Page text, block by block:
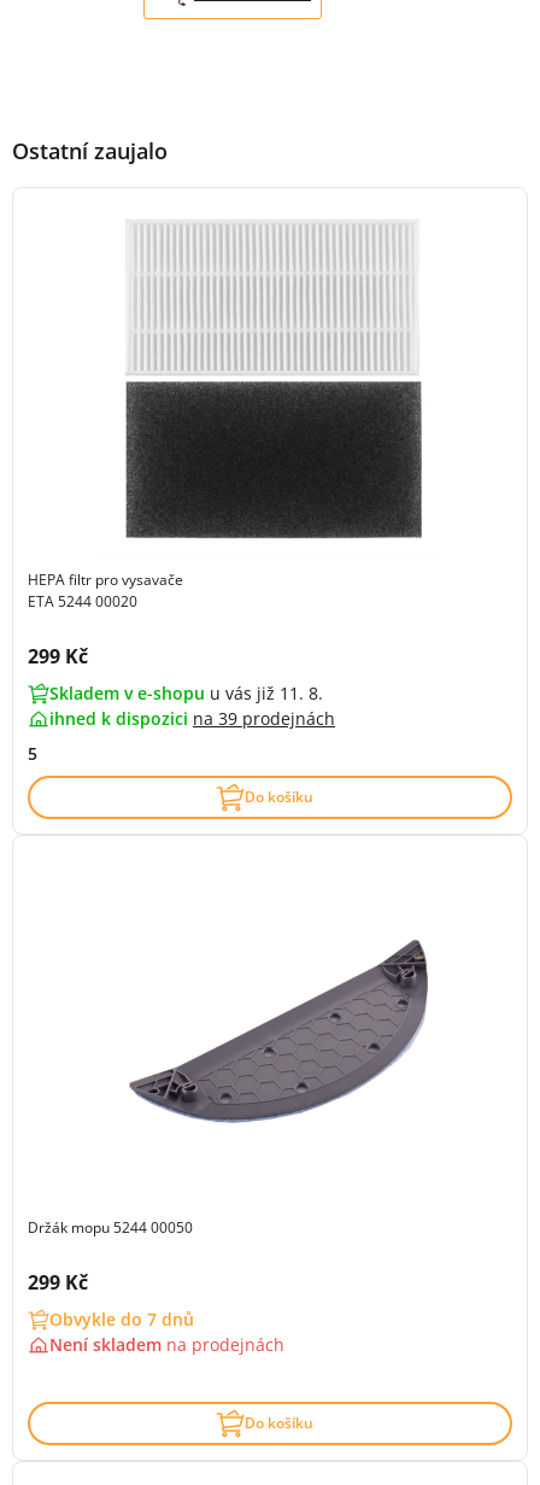
Ostatní zaujalo
HEPA filtr pro vysavače
ETA 5244 00020
Cena s DPH:
299 Kč
Skladem v e-shopu u vás již 11. 8.
ihned k dispozici na 39 prodejnách
5
Do košíku
Držák mopu 5244 00050
Cena s DPH:
299 Kč
Obvykle do 7 dnů
Není skladem na prodejnách
Do košíku